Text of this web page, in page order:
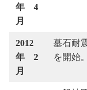
年 4
月
2012
年 2
月
墓石耐
を開始。